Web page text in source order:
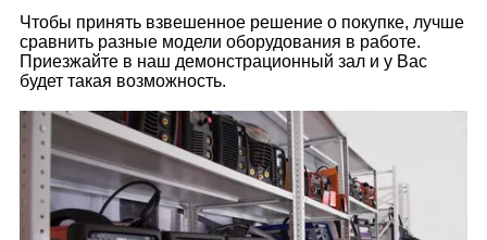
Чтобы принять взвешенное решение о покупке, лучше
сравнить разные модели оборудования в работе.
Приезжайте в наш демонстрационный зал и у Вас
будет такая возможность.